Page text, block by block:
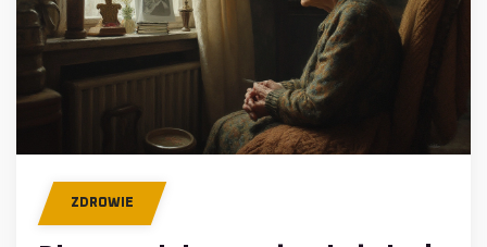
ZDROWIE